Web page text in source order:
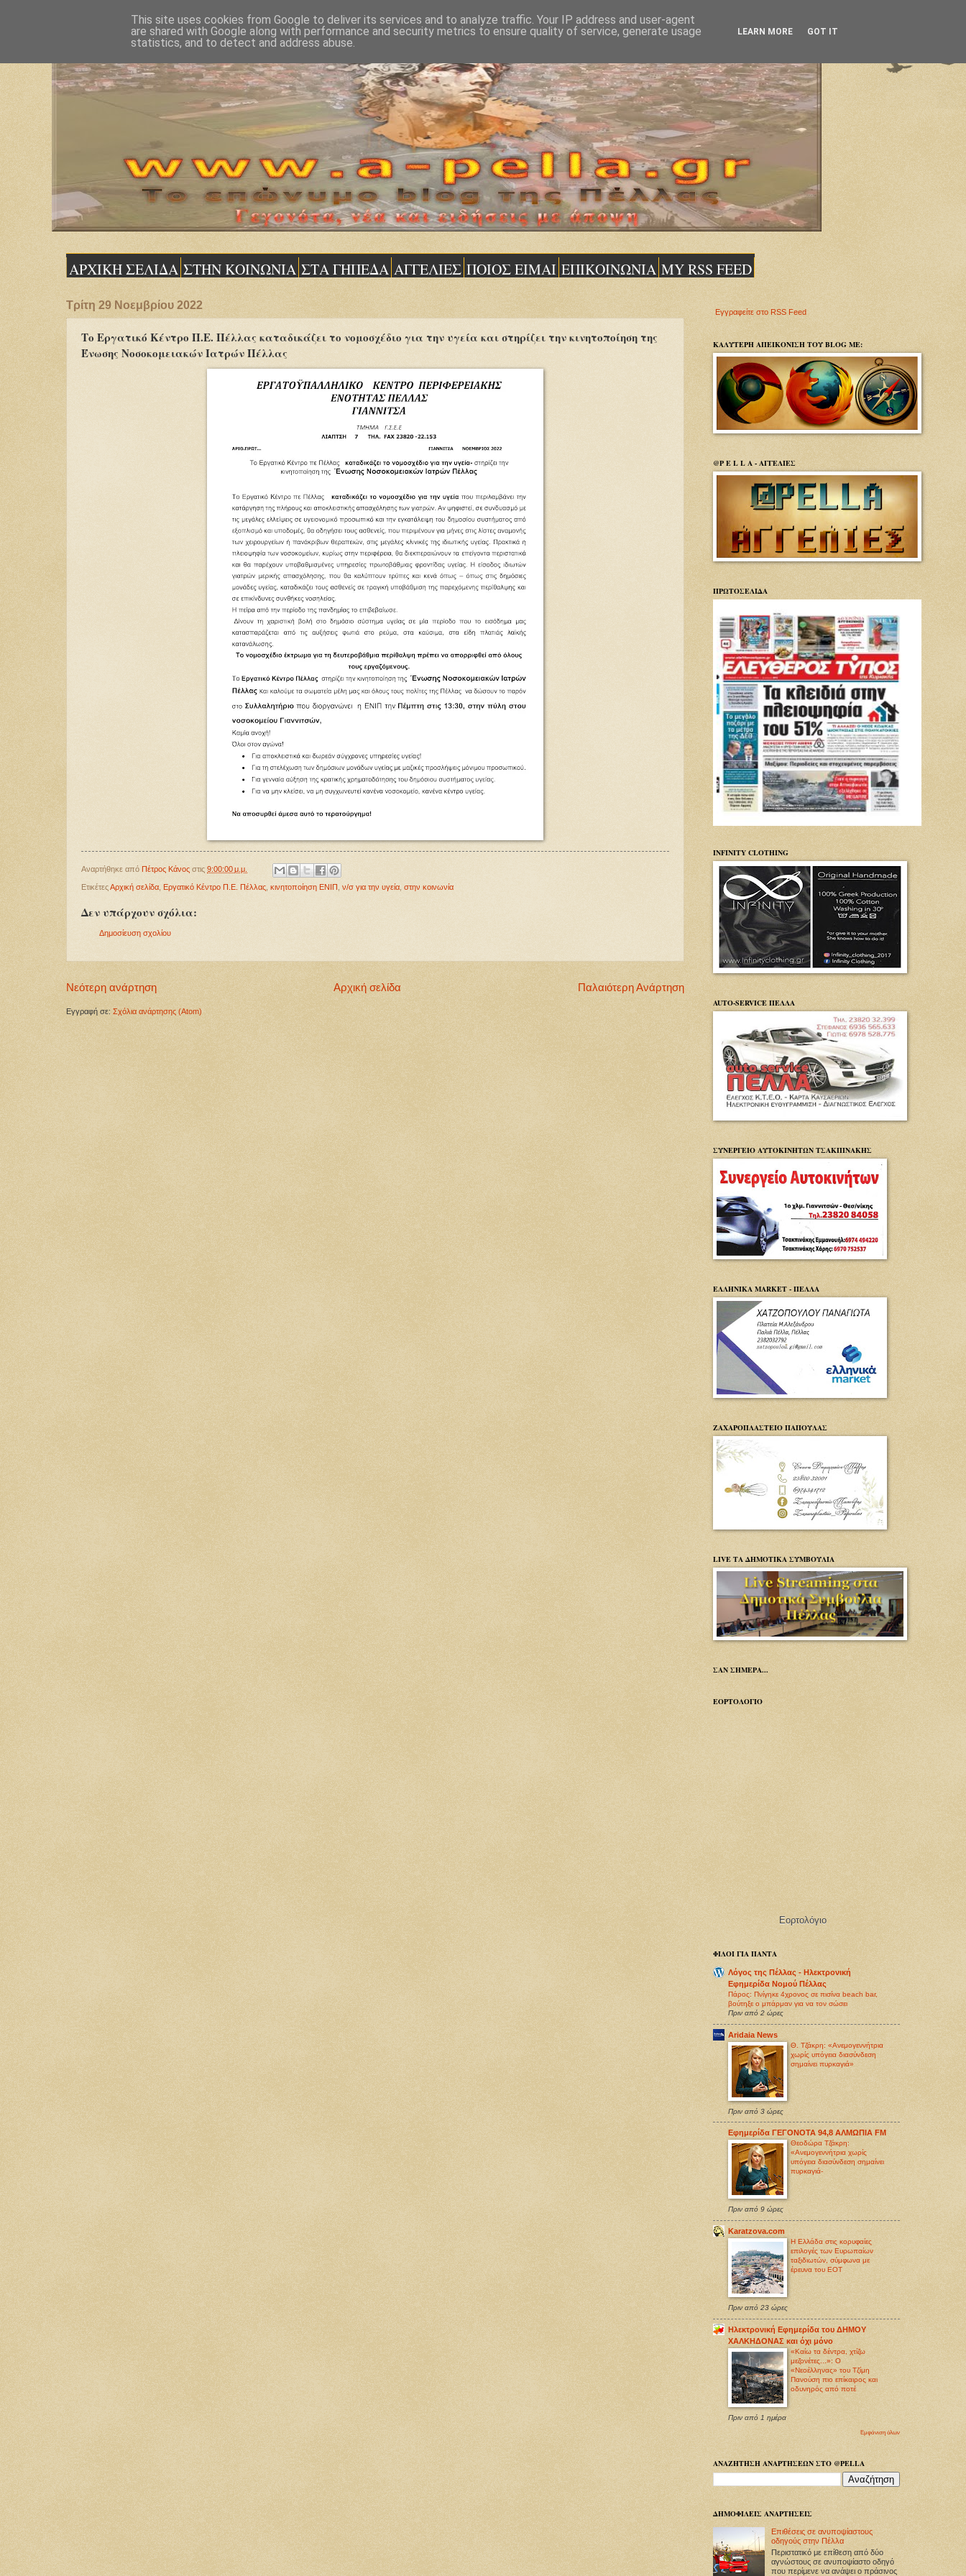
ΑΡΧΙΚΗ ΣΕΛΙΔΑ ΣΤΗΝ ΚΟΙΝΩΝΙΑ ΣΤΑ ΓΗΠΕΔΑ ΑΓΓΕΛΙΕΣ ΠΟΙΟΣ ΕΙΜΑΙ ΕΠΙΚΟΙΝΩΝΙΑ MY RSS FEED
Τρίτη 29 Νοεμβρίου 2022
Το Εργατικό Κέντρο Π.Ε. Πέλλας καταδικάζει το νομοσχέδιο για την υγεία και στηρίζει την κινητοποίηση της
Ένωσης Νοσοκομειακών Ιατρών Πέλλας
Αναρτήθηκε από Πέτρος Κάνος στις 9:00:00 μ.μ.
ΕτικέτεςΑρχική σελίδα Εργατικό Κέντρο Π.Ε. Πέλλας κινητοποίηση ΕΝΙΠ ν/σ για την υγεία στην κοινωνία
Δεν υπάρχουν σχόλια:
Δημοσίευση σχολίου
Νεότερη ανάρτηση Παλαιότερη Ανάρτηση
Αρχική σελίδα
Εγγραφή σε: Σχόλια ανάρτησης (Atom)
Εγγραφείτε στο RSS Feed
ΚΑΛΥΤΕΡΗ ΑΠΕΙΚΟΝΙΣΗ ΤΟΥ BLOG ΜΕ:
@P E L L A - ΑΓΓΕΛΙΕΣ
ΠΡΩΤΟΣΕΛΙΔΑ
INFINITY CLOTHING
AUTO-SERVICE ΠΕΛΛΑ
ΣΥΝΕΡΓΕΙΟ ΑΥΤΟΚΙΝΗΤΩΝ ΤΣΑΚΠΙΝΑΚΗΣ
ΕΛΛΗΝΙΚΑ MARKET - ΠΕΛΛΑ
ΖΑΧΑΡΟΠΛΑΣΤΕΙΟ ΠΑΠΟΥΛΑΣ
LIVE ΤΑ ΔΗΜΟΤΙΚΑ ΣΥΜΒΟΥΛΙΑ
ΣΑΝ ΣΗΜΕΡΑ...
ΕΟΡΤΟΛΟΓΙΟ
Εορτολόγιο
ΦΙΛΟΙ ΓΙΑ ΠΑΝΤΑ
Λόγος της Πέλλας - Ηλεκτρονική
Εφημερίδα Νομού Πέλλας
Πάρος: Πνίγηκε 4χρονος σε πισίνα beach bar,
βούτηξε ο μπάρμαν για να τον σώσει
Πριν από 2 ώρες
Aridaia News
Θ. Τζάκρη: «Ανεμογεννήτρια
χωρίς υπόγεια διασύνδεση
σημαίνει πυρκαγιά»
Πριν από 3 ώρες
Εφημερίδα ΓΕΓΟΝΟΤΑ 94,8 ΑΛΜΩΠΙΑ FM
Θεοδώρα Τζάκρη:
«Ανεμογεννήτρια χωρίς
υπόγεια διασύνδεση σημαίνει
πυρκαγιά-
Πριν από 9 ώρες
Karatzova.com
Η Ελλάδα στις κορυφαίες
επιλογές των Ευρωπαίων
ταξιδιωτών, σύμφωνα με
έρευνα του ΕΟΤ
Πριν από 23 ώρες
Ηλεκτρονική Εφημερίδα του ΔΗΜΟΥ
ΧΑΛΚΗΔΟΝΑΣ και όχι μόνο
«Καίω τα δέντρα, χτίζω
μεζονέτες...»: Ο
«Νεοέλληνας» του Τζίμη
Πανούση πιο επίκαιρος και
οδυνηρός από ποτέ
Πριν από 1 ημέρα
Εμφάνιση όλων
ΑΝΑΖΗΤΗΣΗ ΑΝΑΡΤΗΣΕΩΝ ΣΤΟ @PELLA
ΔΗΜΟΦΙΛΕΙΣ ΑΝΑΡΤΗΣΕΙΣ
Επιθέσεις σε ανυποψίαστους
οδηγούς στην Πέλλα
Περιστατικό με επίθεση από δύο
αγνώστους σε ανυποψίαστο οδηγό
που περίμενε να ανάψει ο πράσινος
This site uses cookies from Google to deliver its services and to analyze traffic. Your IP address and user-agent
are shared with Google along with performance and security metrics to ensure quality of service, generate usage
statistics, and to detect and address abuse.
LEARN MORE GOT IT